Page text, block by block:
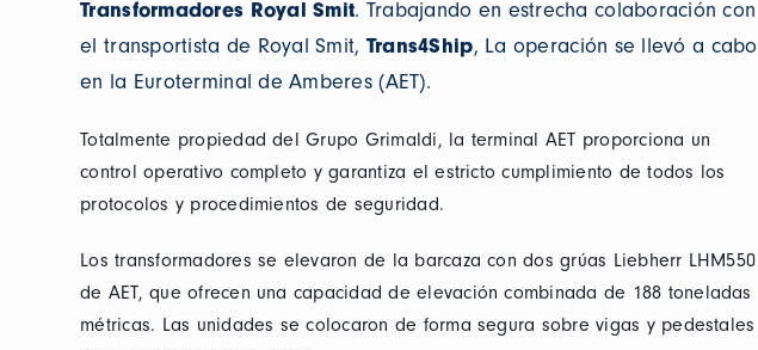
Transformadores Royal Smit. Trabajando en estrecha colaboración con
el transportista de Royal Smit, Trans4Ship, La operación se llevó a cabo
en la Euroterminal de Amberes (AET).
Totalmente propiedad del Grupo Grimaldi, la terminal AET proporciona un
control operativo completo y garantiza el estricto cumplimiento de todos los
protocolos y procedimientos de seguridad.
Los transformadores se elevaron de la barcaza con dos grúas Liebherr LHM550
de AET, que ofrecen una capacidad de elevación combinada de 188 toneladas
métricas. Las unidades se colocaron de forma segura sobre vigas y pedestales